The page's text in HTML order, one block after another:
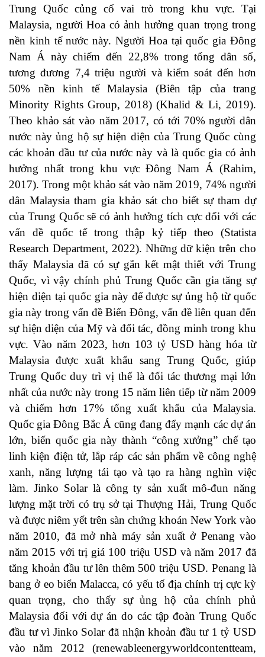
Trung Quốc củng cố vai trò trong khu vực. Tại
Malaysia, người Hoa có ảnh hưởng quan trọng trong
nền kinh tế nước này. Người Hoa tại quốc gia Đông
Nam Á này chiếm đến 22,8% trong tổng dân số,
tương đương 7,4 triệu người và kiểm soát đến hơn
50% nền kinh tế Malaysia (Biên tập của trang
Minority Rights Group, 2018) (Khalid & Li, 2019).
Theo khảo sát vào năm 2017, có tới 70% người dân
nước này ủng hộ sự hiện diện của Trung Quốc cùng
các khoản đầu tư của nước này và là quốc gia có ảnh
hưởng nhất trong khu vực Đông Nam Á (Rahim,
2017). Trong một khảo sát vào năm 2019, 74% người
dân Malaysia tham gia khảo sát cho biết sự tham dự
của Trung Quốc sẽ có ảnh hưởng tích cực đối với các
vấn đề quốc tế trong thập kỷ tiếp theo (Statista
Research Department, 2022). Những dữ kiện trên cho
thấy Malaysia đã có sự gắn kết mật thiết với Trung
Quốc, vì vậy chính phủ Trung Quốc cần gia tăng sự
hiện diện tại quốc gia này để được sự ủng hộ từ quốc
gia này trong vấn đề Biển Đông, vấn đề liên quan đến
sự hiện diện của Mỹ và đối tác, đồng minh trong khu
vực. Vào năm 2023, hơn 103 tỷ USD hàng hóa từ
Malaysia được xuất khẩu sang Trung Quốc, giúp
Trung Quốc duy trì vị thế là đối tác thương mại lớn
nhất của nước này trong 15 năm liên tiếp từ năm 2009
và chiếm hơn 17% tổng xuất khẩu của Malaysia.
Quốc gia Đông Bắc Á cũng đang đẩy mạnh các dự án
lớn, biến quốc gia này thành “công xưởng” chế tạo
linh kiện điện tử, lắp ráp các sản phẩm về công nghệ
xanh, năng lượng tái tạo và tạo ra hàng nghìn việc
làm. Jinko Solar là công ty sản xuất mô-đun năng
lượng mặt trời có trụ sở tại Thượng Hải, Trung Quốc
và được niêm yết trên sàn chứng khoán New York vào
năm 2010, đã mở nhà máy sản xuất ở Penang vào
năm 2015 với trị giá 100 triệu USD và năm 2017 đã
tăng khoản đầu tư lên thêm 500 triệu USD. Penang là
bang ở eo biển Malacca, có yếu tố địa chính trị cực kỳ
quan trọng, cho thấy sự ủng hộ của chính phủ
Malaysia đối với dự án do các tập đoàn Trung Quốc
đầu tư vì Jinko Solar đã nhận khoản đầu tư 1 tỷ USD
vào năm 2012 (renewableenergyworldcontentteam,